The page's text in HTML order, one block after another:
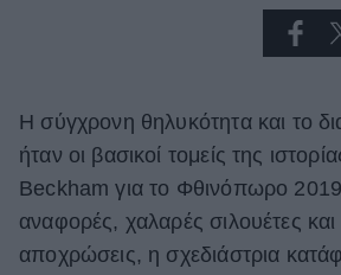
Living
Deco
Cooking
Η σύγχρονη θηλυκότητα και το
ήταν οι βασικοί τομείς της
Beckham για το Φθινόπωρο
αναφορές, χαλαρές σιλουέτες και
αποχρώσεις, η σχεδιάστρια